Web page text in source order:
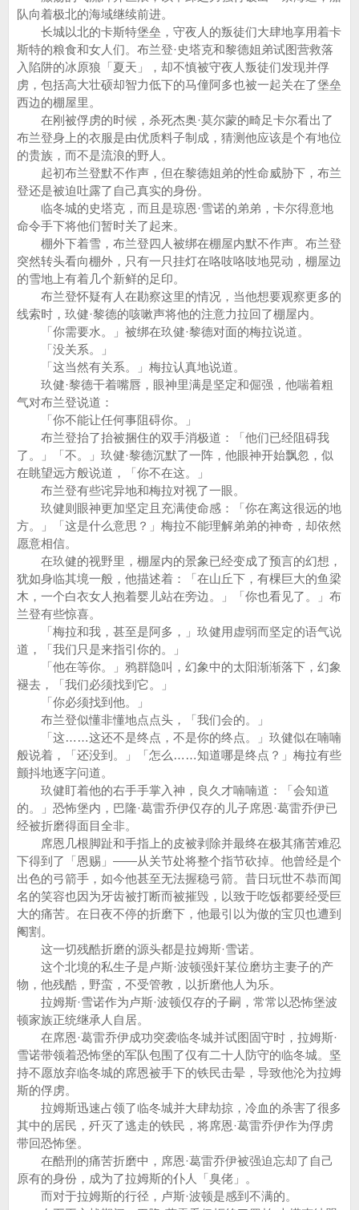
队向着极北的海域继续前进。
长城以北的卡斯特堡垒，守夜人的叛徒们大肆地享用着卡
斯特的粮食和女人们。布兰登·史塔克和黎德姐弟试图营救落
入陷阱的冰原狼「夏天」，却不慎被守夜人叛徒们发现并俘
虏，包括高大壮硕却智力低下的马僮阿多也被一起关在了堡垒
西边的棚屋里。
在刚被俘虏的时候，杀死杰奥·莫尔蒙的畸足卡尔看出了
布兰登身上的衣服是由优质料子制成，猜测他应该是个有地位
的贵族，而不是流浪的野人。
起初布兰登默不作声，但在黎德姐弟的性命威胁下，布兰
登还是被迫吐露了自己真实的身份。
临冬城的史塔克，而且是琼恩·雪诺的弟弟，卡尔得意地
命令手下将他们暂时关了起来。
棚外下着雪，布兰登四人被绑在棚屋内默不作声。布兰登
突然转头看向棚外，只有一只挂灯在咯吱咯吱地晃动，棚屋边
的雪地上有着几个新鲜的足印。
布兰登怀疑有人在勘察这里的情况，当他想要观察更多的
线索时，玖健·黎德的咳嗽声将他的注意力拉回了棚屋内。
「你需要水。」被绑在玖健·黎德对面的梅拉说道。
「没关系。」
「这当然有关系。」梅拉认真地说道。
玖健·黎德干着嘴唇，眼神里满是坚定和倔强，他喘着粗
气对布兰登说道：
「你不能让任何事阻碍你。」
布兰登抬了抬被捆住的双手消极道：「他们已经阻碍我
了。」「不。」玖健·黎德沉默了一阵，他眼神开始飘忽，似
在眺望远方般说道，「你不在这。」
布兰登有些诧异地和梅拉对视了一眼。
玖健则眼神更加坚定且充满使命感：「你在离这很远的地
方。」「这是什么意思？」梅拉不能理解弟弟的神奇，却依然
愿意相信。
在玖健的视野里，棚屋内的景象已经变成了预言的幻想，
犹如身临其境一般，他描述着：「在山丘下，有棵巨大的鱼梁
木，一个白衣女人抱着婴儿站在旁边。」「你也看见了。」布
兰登有些惊喜。
「梅拉和我，甚至是阿多，」玖健用虚弱而坚定的语气说
道，「我们只是来指引你的。」
「他在等你。」鸦群隐叫，幻象中的太阳渐渐落下，幻象
褪去，「我们必须找到它。」
「你必须找到他。」
布兰登似懂非懂地点点头，「我们会的。」
「这……这还不是终点，不是你的终点。」玖健似在喃喃
般说着，「还没到。」「怎么……知道哪是终点？」梅拉有些
颤抖地逐字问道。
玖健盯着他的右手手掌入神，良久才喃喃道：「会知道
的。」恐怖堡内，巴隆·葛雷乔伊仅存的儿子席恩·葛雷乔伊已
经被折磨得面目全非。
席恩几根脚趾和手指上的皮被剥除并最终在极其痛苦难忍
下得到了「恩赐」——从关节处将整个指节砍掉。他曾经是个
出色的弓箭手，如今他甚至无法握稳弓箭。昔日玩世不恭而闻
名的笑容也因为牙齿被打断而被摧毁，以致于吃饭都要经受巨
大的痛苦。在日夜不停的折磨下，他最引以为傲的宝贝也遭到
阉割。
这一切残酷折磨的源头都是拉姆斯·雪诺。
这个北境的私生子是卢斯·波顿强奸某位磨坊主妻子的产
物，他残酷，野蛮，不受管教，以折磨他人为乐。
拉姆斯·雪诺作为卢斯·波顿仅存的子嗣，常常以恐怖堡波
顿家族正统继承人自居。
在席恩·葛雷乔伊成功突袭临冬城并试图固守时，拉姆斯·
雪诺带领着恐怖堡的军队包围了仅有二十人防守的临冬城。坚
持不愿放弃临冬城的席恩被手下的铁民击晕，导致他沦为拉姆
斯的俘虏。
拉姆斯迅速占领了临冬城并大肆劫掠，冷血的杀害了很多
其中的居民，歼灭了逃走的铁民，将席恩·葛雷乔伊作为俘虏
带回恐怖堡。
在酷刑的痛苦折磨中，席恩·葛雷乔伊被强迫忘却了自己
原有的身份，成为了拉姆斯的仆人「臭佬」。
而对于拉姆斯的行径，卢斯·波顿是感到不满的。